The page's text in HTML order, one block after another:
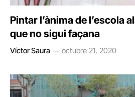
Pintar l’ànima de l’escola
que no sigui façana
Víctor Saura octubre 21, 2020